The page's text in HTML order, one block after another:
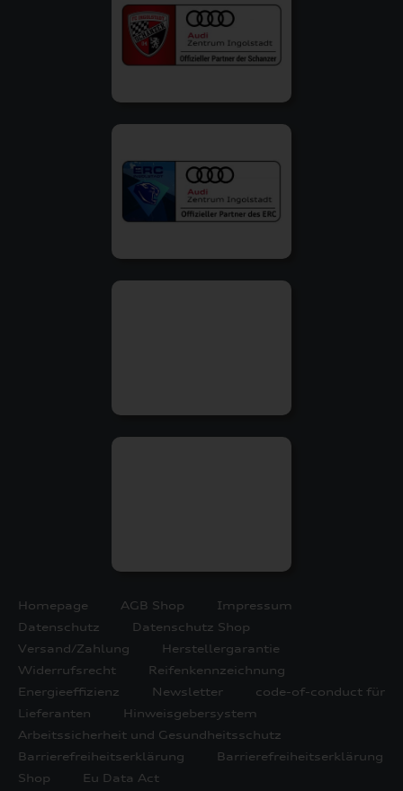
Homepage AGB Shop
Impressum
Datenschutz
Datenschutz Shop
Versand/Zahlung
Herstellergarantie
Widerrufsrecht
Reifenkennzeichnung
Energieeffizienz
Newsletter
code-of-conduct für
Lieferanten
Hinweisgebersystem
Arbeitssicherheit und Gesundheitsschutz
Barrierefreiheitserklärung
Barrierefreiheitserklärung
Shop
Eu Data Act